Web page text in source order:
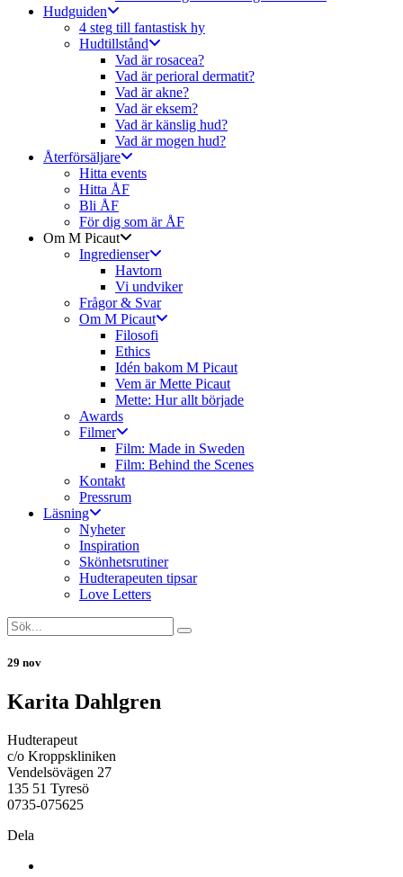
Hudguiden
4 steg till fantastisk hy
Hudtillstånd
Vad är rosacea?
Vad är perioral dermatit?
Vad är akne?
Vad är eksem?
Vad är känslig hud?
Vad är mogen hud?
Återförsäljare
Hitta events
Hitta ÅF
Bli ÅF
För dig som är ÅF
Om M Picaut
Ingredienser
Havtorn
Vi undviker
Frågor & Svar
Om M Picaut
Filosofi
Ethics
Idén bakom M Picaut
Vem är Mette Picaut
Mette: Hur allt började
Awards
Filmer
Film: Made in Sweden
Film: Behind the Scenes
Kontakt
Pressrum
Läsning
Nyheter
Inspiration
Skönhetsrutiner
Hudterapeuten tipsar
Love Letters
29 nov
Karita Dahlgren
Hudterapeut
c/o Kroppskliniken
Vendelsövägen 27
135 51 Tyresö
0735-075625
Dela